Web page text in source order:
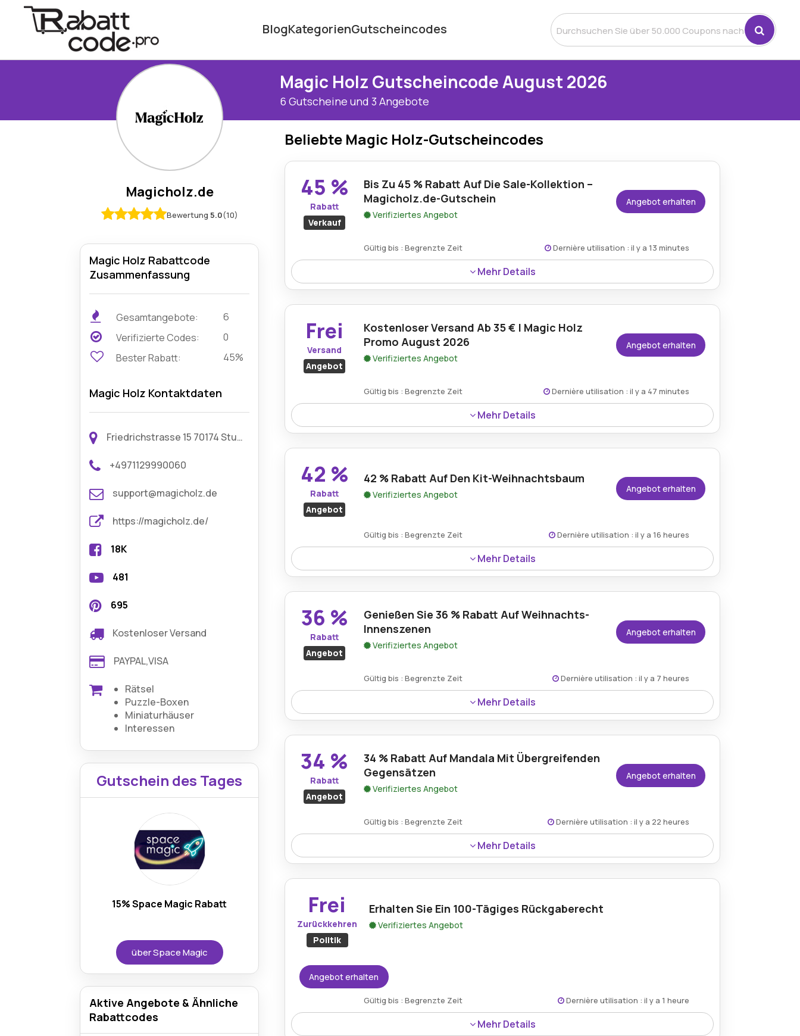
BlogKategorienGutscheincodes
Magic Holz Gutscheincode August 2026
6 Gutscheine und 3 Angebote
Beliebte Magic Holz-Gutscheincodes
45 %
Rabatt
Verkauf
Bis Zu 45 % Rabatt Auf Die Sale-Kollektion –
Magicholz.de-Gutschein
Verifiziertes Angebot
Angebot erhalten
Gültig bis : Begrenzte Zeit Dernière utilisation : il y a 13 minutes
Mehr Details
Mit einem Magicholz.de-Gutschein sparen Sie bis zu 45 % auf die Sale-Kollektion und erhalten
Rabatte auf einzigartige Holzbastelprojekte.
Frei
Versand
Angebot
Kostenloser Versand Ab 35 € | Magic Holz
Promo August 2026
Verifiziertes Angebot
Angebot erhalten
Gültig bis : Begrenzte Zeit Dernière utilisation : il y a 47 minutes
Mehr Details
Mit einer Magic Holz-Aktion erhalten Sie kostenlosen Versand ab 35 € für ein noch günstigeres
Einkaufserlebnis.
42 %
Rabatt
Angebot
42 % Rabatt Auf Den Kit-Weihnachtsbaum
Verifiziertes Angebot
Angebot erhalten
Gültig bis : Begrenzte Zeit Dernière utilisation : il y a 16 heures
Mehr Details
42 % Rabatt auf den Weihnachtsbaum-Bausatz – die perfekte Weihnachtsdekoration oder das
perfekte Geschenk für Heimwerker.
36 %
Rabatt
Angebot
Genießen Sie 36 % Rabatt Auf Weihnachts-
Innenszenen
Verifiziertes Angebot
Angebot erhalten
Gültig bis : Begrenzte Zeit Dernière utilisation : il y a 7 heures
Mehr Details
36 % Rabatt auf die Weihnachtsszene für drinnen – ein wunderschönes Holz-Dekor für festliche
Stimmung in Ihrem Zuhause.
34 %
Rabatt
Angebot
34 % Rabatt Auf Mandala Mit Übergreifenden
Gegensätzen
Verifiziertes Angebot
Angebot erhalten
Gültig bis : Begrenzte Zeit Dernière utilisation : il y a 22 heures
Mehr Details
34 % Rabatt auf das Mandala „Overarching Opposites“, ein atemberaubendes und kunstvolles
Holzkunstwerk zum reduzierten Preis.
Frei
Zurückkehren
Politik
Erhalten Sie Ein 100-Tägiges Rückgaberecht
Verifiziertes Angebot
Angebot erhalten
Gültig bis : Begrenzte Zeit Dernière utilisation : il y a 1 heure
Mehr Details
Magicholz.de
Bewertung 5.0(10)
Magic Holz Rabattcode
Zusammenfassung
Gesamtangebote:
6
Verifizierte Codes:
0
Bester Rabatt:
45%
Magic Holz Kontaktdaten
Friedrichstrasse 15 70174 Stuttgart Deutschland
+4971129990060
support@magicholz.de
https://magicholz.de/
18K
481
695
Kostenloser Versand
PAYPAL,VISA
Rätsel
Puzzle-Boxen
Miniaturhäuser
Interessen
Gutschein des Tages
15% Space Magic Rabatt
über Space Magic
Aktive Angebote & Ähnliche
Rabattcodes